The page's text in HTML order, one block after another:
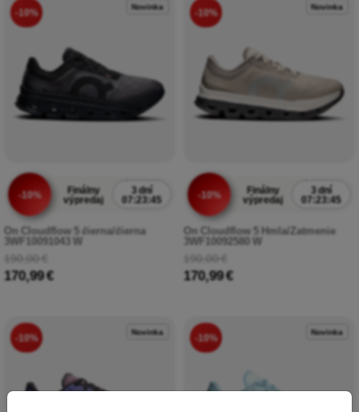
-10%
Novinka
-10%
Finálny
výpredaj
3 dní
07:23:43
On Cloudflow 5 čierna/čierna
3WF10091043 W
190,00 €
170,99 €
-10%
Novinka
-10%
Finálny
výpredaj
3 dní
07:23:43
On Cloudflow 5 Hmla/Zatmenie
3WF10092580 W
190,00 €
170,99 €
-10%
Novinka
-10%
Novinka